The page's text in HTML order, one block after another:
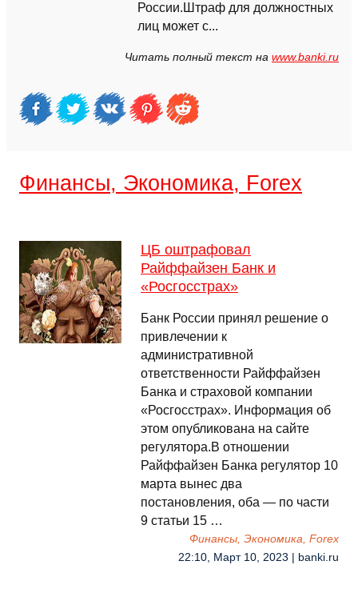
России.Штраф для должностных
лиц может с...
Читать полный текст на www.banki.ru
Финансы, Экономика, Forex
ЦБ оштрафовал
Райффайзен Банк и
«Росгосстрах»
Банк России принял решение о
привлечении к
административной
ответственности Райффайзен
Банка и страховой компании
«Росгосстрах». Информация об
этом опубликована на сайте
регулятора.В отношении
Райффайзен Банка регулятор 10
марта вынес два
постановления, оба — по части
9 статьи 15 …
Финансы, Экономика, Forex
22:10, Март 10, 2023 | banki.ru